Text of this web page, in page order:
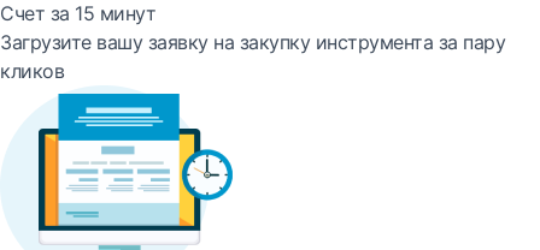
Счет за 15 минут
Загрузите вашу заявку на закупку инструмента за пару
кликов